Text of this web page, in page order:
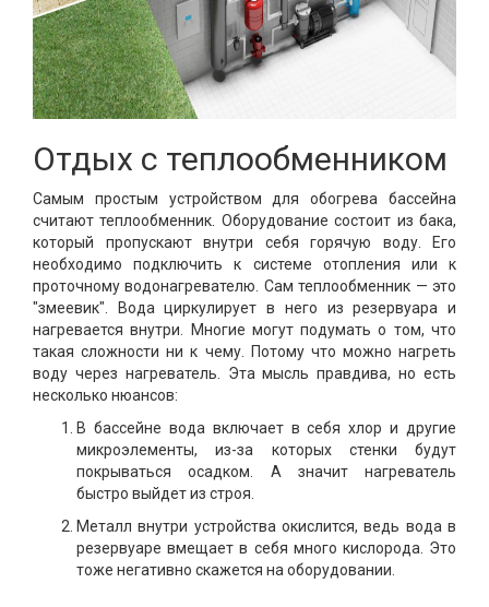
Отдых с теплообменником
Самым простым устройством для обогрева бассейна
считают теплообменник. Оборудование состоит из бака,
который пропускают внутри себя горячую воду. Его
необходимо подключить к системе отопления или к
проточному водонагревателю. Сам теплообменник — это
"змеевик". Вода циркулирует в него из резервуара и
нагревается внутри. Многие могут подумать о том, что
такая сложности ни к чему. Потому что можно нагреть
воду через нагреватель. Эта мысль правдива, но есть
несколько нюансов:
В бассейне вода включает в себя хлор и другие
микроэлементы, из-за которых стенки будут
покрываться осадком. А значит нагреватель
быстро выйдет из строя.
Металл внутри устройства окислится, ведь вода в
резервуаре вмещает в себя много кислорода. Это
тоже негативно скажется на оборудовании.